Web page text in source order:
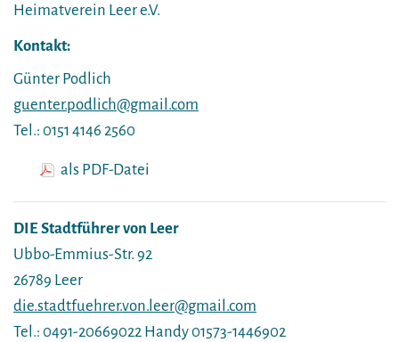
Heimatverein Leer e.V.
Kontakt:
Günter Podlich
guenter.podlich@gmail.com
Tel.: 0151 4146 2560
als PDF-Datei
DIE Stadtführer von Leer
Ubbo-Emmius-Str. 92
26789 Leer
die.stadtfuehrer.von.leer@gmail.com
Tel.: 0491-20669022 Handy 01573-1446902